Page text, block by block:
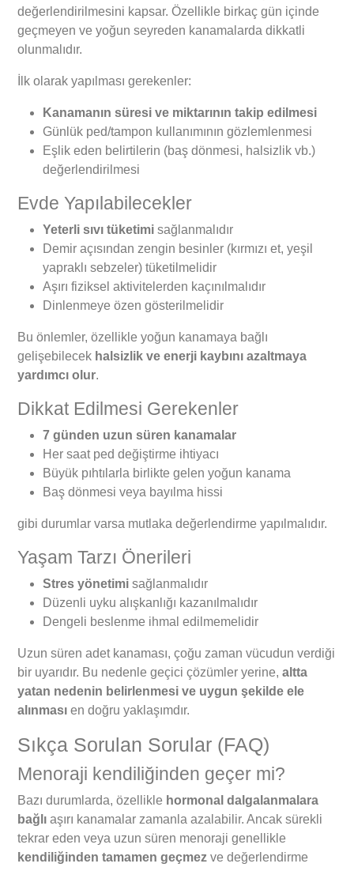
değerlendirilmesini kapsar. Özellikle birkaç gün içinde
geçmeyen ve yoğun seyreden kanamalarda dikkatli
olunmalıdır.
İlk olarak yapılması gerekenler:
Kanamanın süresi ve miktarının takip edilmesi
Günlük ped/tampon kullanımının gözlemlenmesi
Eşlik eden belirtilerin (baş dönmesi, halsizlik vb.)
değerlendirilmesi
Evde Yapılabilecekler
Yeterli sıvı tüketimi sağlanmalıdır
Demir açısından zengin besinler (kırmızı et, yeşil
yapraklı sebzeler) tüketilmelidir
Aşırı fiziksel aktivitelerden kaçınılmalıdır
Dinlenmeye özen gösterilmelidir
Bu önlemler, özellikle yoğun kanamaya bağlı
gelişebilecek halsizlik ve enerji kaybını azaltmaya
yardımcı olur.
Dikkat Edilmesi Gerekenler
7 günden uzun süren kanamalar
Her saat ped değiştirme ihtiyacı
Büyük pıhtılarla birlikte gelen yoğun kanama
Baş dönmesi veya bayılma hissi
gibi durumlar varsa mutlaka değerlendirme yapılmalıdır.
Yaşam Tarzı Önerileri
Stres yönetimi sağlanmalıdır
Düzenli uyku alışkanlığı kazanılmalıdır
Dengeli beslenme ihmal edilmemelidir
Uzun süren adet kanaması, çoğu zaman vücudun verdiği
bir uyarıdır. Bu nedenle geçici çözümler yerine, altta
yatan nedenin belirlenmesi ve uygun şekilde ele
alınması en doğru yaklaşımdır.
Sıkça Sorulan Sorular (FAQ)
Menoraji kendiliğinden geçer mi?
Bazı durumlarda, özellikle hormonal dalgalanmalara
bağlı aşırı kanamalar zamanla azalabilir. Ancak sürekli
tekrar eden veya uzun süren menoraji genellikle
kendiliğinden tamamen geçmez ve değerlendirme